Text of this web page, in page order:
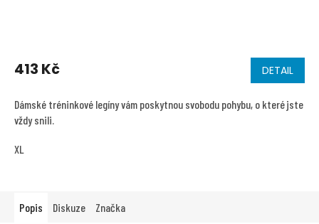
produktu
5,0
z
hvězdiček.
413 Kč DETAIL
Dámské tréninkové legíny vám poskytnou svobodu pohybu, o které jste
vždy snili.
XL
Popis Diskuze Značka